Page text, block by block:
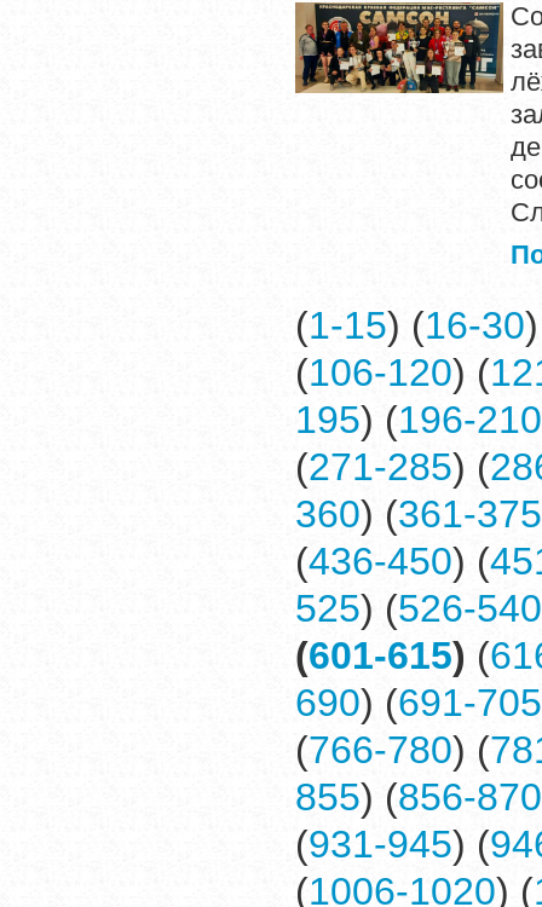
(1-15) (16-30
(106-120) (
195) (196-210
(271-285) (
360) (361-375
(436-450) (
525) (526-540
(601-615) (
690) (691-705
(766-780) (
855) (856-870
(931-945) (
(1006-1020) (